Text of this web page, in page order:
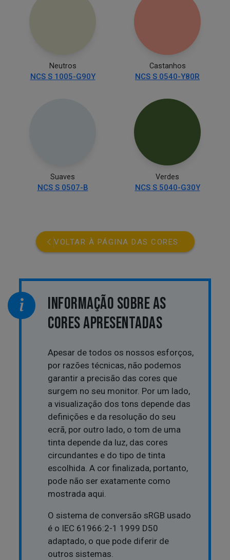
Neutros
NCS S 1005-G90Y
Castanhos
NCS S 0540-Y80R
Suaves
NCS S 0507-B
Verdes
NCS S 5040-G30Y
VOLTAR À PÁGINA DAS CORES
INFORMAÇÃO SOBRE AS
CORES APRESENTADAS
Apesar de todos os nossos esforços,
por razões técnicas, não podemos
garantir a precisão das cores que
surgem no seu monitor. Por um lado,
a visualização dos tons depende das
definições e da resolução do seu
ecrã, por outro lado, o tom de uma
tinta depende da luz, das cores
circundantes e do tipo de tinta
escolhida. A cor finalizada, portanto,
pode não ser exatamente como
mostrada aqui.
O sistema de conversão sRGB usado
é o IEC 61966:2-1 1999 D50
adaptado, o que pode diferir de
outros sistemas.